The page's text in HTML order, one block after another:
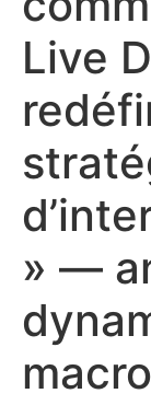
Live
» —